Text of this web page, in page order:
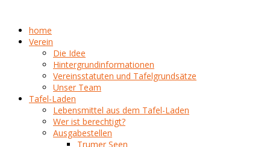
home
Verein
Die Idee
Hintergrundinformationen
Vereinsstatuten und Tafelgrundsätze
Unser Team
Tafel-Laden
Lebensmittel aus dem Tafel-Laden
Wer ist berechtigt?
Ausgabestellen
Trumer Seen